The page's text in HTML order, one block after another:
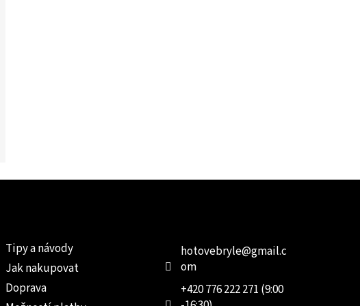
Tipy a návody
Jak nakupovat
Doprava
hotovebryle@gmail.c
om
+420 776 222 271 (9:00